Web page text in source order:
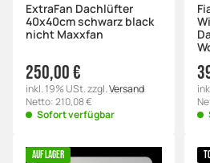
ExtraFan Dachlüfter
40x40cm schwarz black
nicht Maxxfan
250,00 €
inkl. 19% USt. zzgl.Versand
Netto: 210,08 €
Sofort verfügbar
AUF LAGER